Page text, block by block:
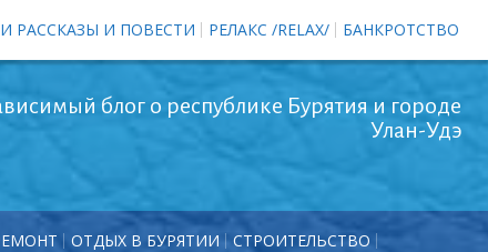
РАССКАЗЫ И ПОВЕСТИ РЕЛАКС /RELAX/ БАНКРОТСТВО
блог о республике Бурятия и городе
Улан-Удэ
ОТДЫХ В БУРЯТИИ СТРОИТЕЛЬСТВО